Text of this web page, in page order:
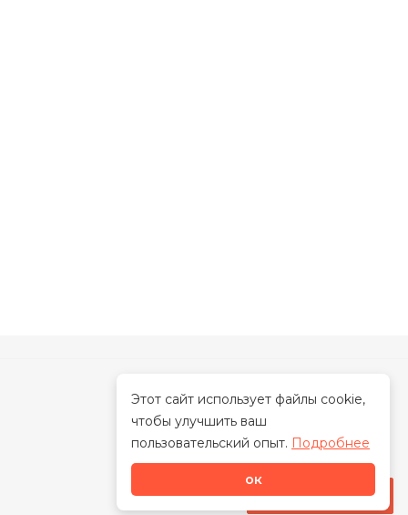
Этот сайт использует файлы cookie,
чтобы улучшить ваш
пользовательский опыт. Подробнее
ок
О нас
Стать дилером